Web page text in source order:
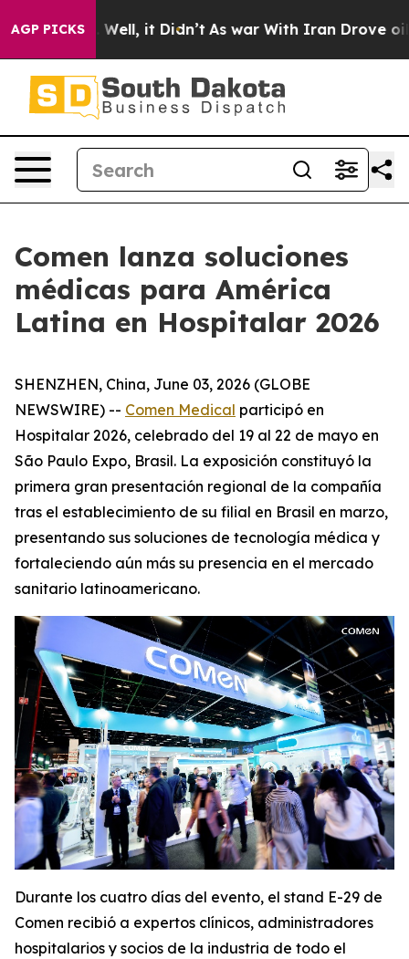
AGP PICKS
40%. Well, it Didn’t As war With Iran Drove oil
Comen lanza soluciones
médicas para América
Latina en Hospitalar 2026
SHENZHEN, China, June 03, 2026 (GLOBE
NEWSWIRE) -- Comen Medical participó en
Hospitalar 2026, celebrado del 19 al 22 de mayo en
São Paulo Expo, Brasil. La exposición constituyó la
primera gran presentación regional de la compañía
tras el establecimiento de su filial en Brasil en marzo,
presentando sus soluciones de tecnología médica y
fortaleciendo aún más su presencia en el mercado
sanitario latinoamericano.
Durante los cuatro días del evento, el stand E-29 de
Comen recibió a expertos clínicos, administradores
hospitalarios y socios de la industria de todo el